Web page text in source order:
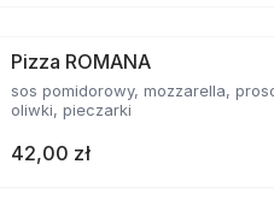
Pizza ROMANA
sos pomidorowy, mozzarella,
oliwki, pieczarki
42,00 zł